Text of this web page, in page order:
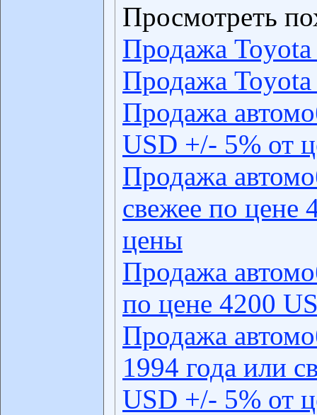
Просмотреть
Продажа
Продажа
Продажа
USD +/- 5% от
Продажа
свежее по цене
цены
Продажа
по цене 4200
Продажа
1994 года или
USD +/- 5% от